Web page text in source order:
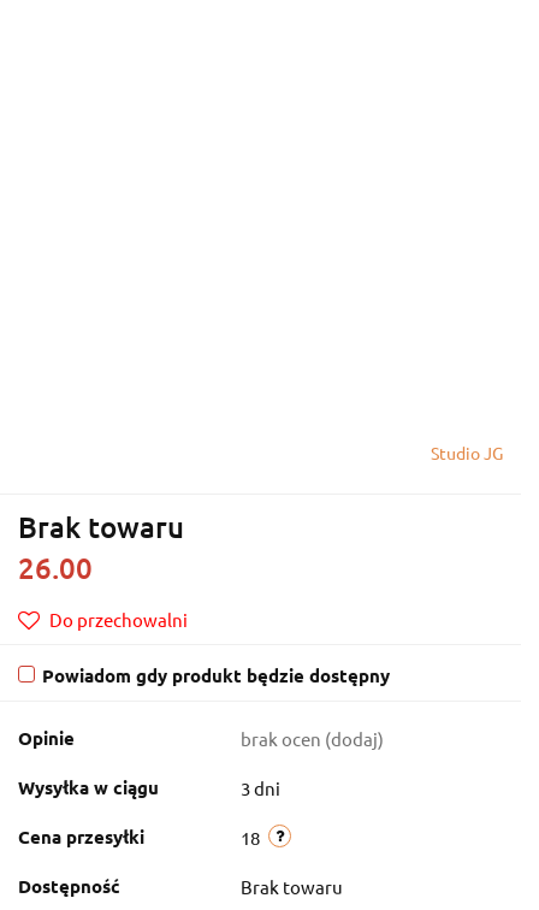
Studio JG
Brak towaru
26.00
Do przechowalni
Powiadom gdy produkt będzie dostępny
Opinie brak ocen (dodaj)
Wysyłka w ciągu 3 dni
Cena przesyłki 18
Dostępność Brak towaru